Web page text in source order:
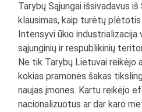
Tarybų Sąjungai išsivadavus
klausimas, kaip turėtų
Intensyvi ūkio
sąjunginių ir respublikinių
Ne tik Tarybų Lietuvai reikėjo
kokias pramonės šakas
naujas įmones. Kartu reikėjo
nacionalizuotus ar dar karo